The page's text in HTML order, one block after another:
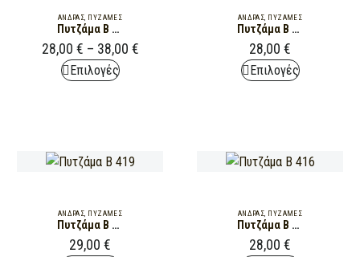
ΆΝΔΡΑΣ, ΠΥΖΆΜΕΣ
Πυτζάμα Β 414
28,00 € – 38,00 €
ΕπιλογέςThis
The
may
ΆΝΔΡΑΣ, ΠΥΖΆΜΕΣ
Πυτζάμα Β 417
28,00 €
ΕπιλογέςThis
The
may
ΆΝΔΡΑΣ, ΠΥΖΆΜΕΣ
Πυτζάμα Β 419
29,00 €
ΆΝΔΡΑΣ, ΠΥΖΆΜΕΣ
Πυτζάμα Β 416
28,00 €